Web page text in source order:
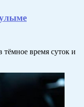
тёмное время суток и